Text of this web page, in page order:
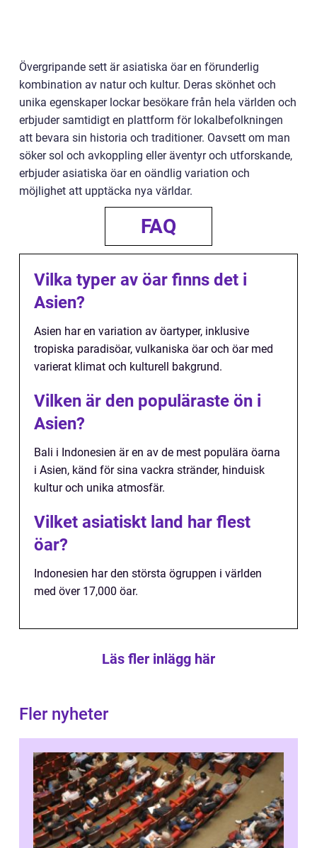
Övergripande sett är asiatiska öar en förunderlig
kombination av natur och kultur. Deras skönhet och
unika egenskaper lockar besökare från hela världen och
erbjuder samtidigt en plattform för lokalbefolkningen
att bevara sin historia och traditioner. Oavsett om man
söker sol och avkoppling eller äventyr och utforskande,
erbjuder asiatiska öar en oändlig variation och
möjlighet att upptäcka nya världar.
FAQ
Vilka typer av öar finns det i
Asien?
Asien har en variation av öartyper, inklusive
tropiska paradisöar, vulkaniska öar och öar med
varierat klimat och kulturell bakgrund.
Vilken är den populäraste ön i
Asien?
Bali i Indonesien är en av de mest populära öarna
i Asien, känd för sina vackra stränder, hinduisk
kultur och unika atmosfär.
Vilket asiatiskt land har flest
öar?
Indonesien har den största ögruppen i världen
med över 17,000 öar.
Läs fler inlägg här
Fler nyheter